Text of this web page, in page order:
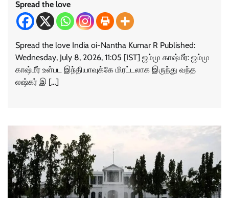
Spread the love
Spread the love India oi-Nantha Kumar R Published:
Wednesday, July 8, 2026, 11:05 [IST] ஜம்மு காஷ்மீர்: ஜம்மு
காஷ்மீர் உள்பட இந்தியாவுக்கே மிரட்டலாக இருந்து வந்த
லஷ்கர் இ […]